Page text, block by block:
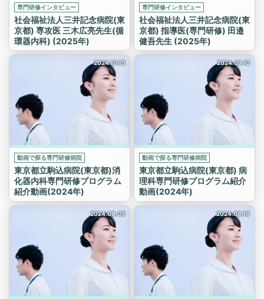
専門研修インタビュー
社会福祉法人三井記念病院(東
京都) 専攻医 三木広亮先生(循
環器内科) (2025年)
専門研修インタビュー
社会福祉法人三井記念病院(東
京都) 指導医(専門研修) 田邉
健吾先生 (2025年)
2024.10.15
動画で探る専門研修病院
東京都立駒込病院(東京都)消
化器内科専門研修プログラム
紹介動画(2024年)
2024.09.12
動画で探る専門研修病院
東京都立駒込病院(東京都) 病
理科専門研修プログラム紹介
動画(2024年)
2024.09.05 2024.08.16